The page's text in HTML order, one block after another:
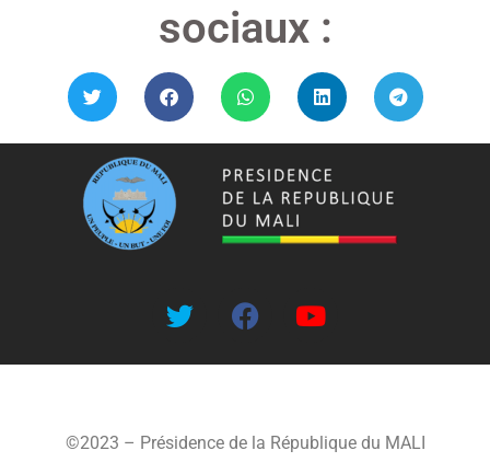
sociaux :
©2023 – Présidence de la République du MALI